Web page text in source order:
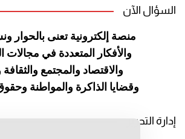
السؤال الآن
منصة إلكترونية تعنى بالحوار
والأفكار المتعددة في مجالات
والاقتصاد والمجتمع والثقافة
وقضايا الذاكرة والمواطنة
إدارة التحرير